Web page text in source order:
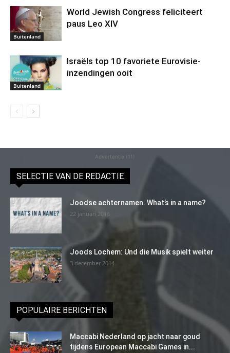
Buitenland
World Jewish Congress feliciteert
paus Leo XIV
Buitenland
Israëls top 10 favoriete Eurovisie-
inzendingen ooit
Advertentie (11)
SELECTIE VAN DE REDACTIE
Joodse achternamen. What’s in a name?
22 januari 2016
Joods Lochem: Und die Musik spielt weiter
3 december 2014
POPULAIRE BERICHTEN
Maccabi Nederland op jacht naar goud
tijdens European Maccabi Games in...